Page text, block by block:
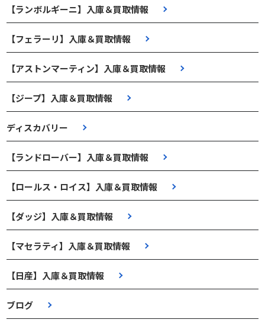
【ランボルギーニ】入庫＆買取情報
【フェラーリ】入庫＆買取情報
【アストンマーティン】入庫＆買取情報
【ジープ】入庫＆買取情報
ディスカバリー
【ランドローバー】入庫＆買取情報
【ロールス・ロイス】入庫＆買取情報
【ダッジ】入庫＆買取情報
【マセラティ】入庫＆買取情報
【日産】入庫＆買取情報
ブログ